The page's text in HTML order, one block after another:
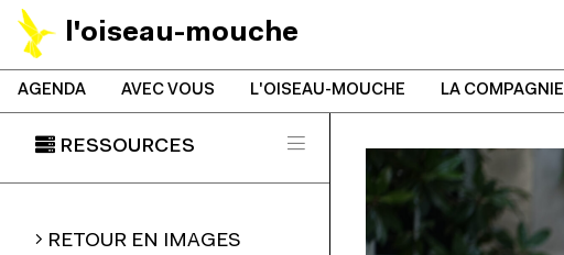
l'oiseau-mouche
AGENDA AVEC VOUS L'OISEAU-MOUCHE LA COMPAGNIE
RESSOURCES
RETOUR EN IMAGES